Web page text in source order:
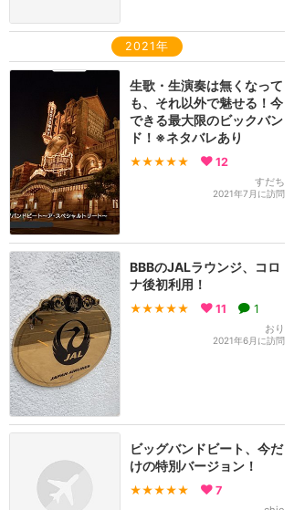
2021年
生歌・生演奏は無くなって
も、それ以外で魅せる！今
できる最大限のビックバン
ド！※ネタバレあり
★★★★★ 12
すだち
2021年7月に訪問
BBBのJALラウンジ、コロ
ナ後初利用！
★★★★★ 11 1
おり
2021年6月に訪問
ビッグバンドビート、今だ
けの特別バージョン！
★★★★★ 7